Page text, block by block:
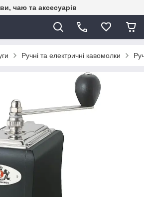
чаю та аксесуарів
Ручні та електричні кавомолки